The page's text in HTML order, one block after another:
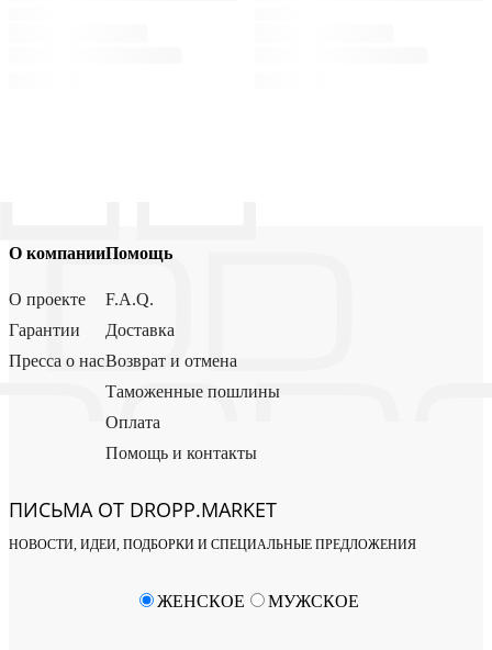
О компании
О проекте
Гарантии
Пресса о нас
Помощь
F.A.Q.
Доставка
Возврат и отмена
Таможенные пошлины
Оплата
Помощь и контакты
ПИСЬМА ОТ DROPP.MARKET
НОВОСТИ, ИДЕИ, ПОДБОРКИ И СПЕЦИАЛЬНЫЕ ПРЕДЛОЖЕНИЯ
ЖЕНСКОЕ МУЖСКОЕ